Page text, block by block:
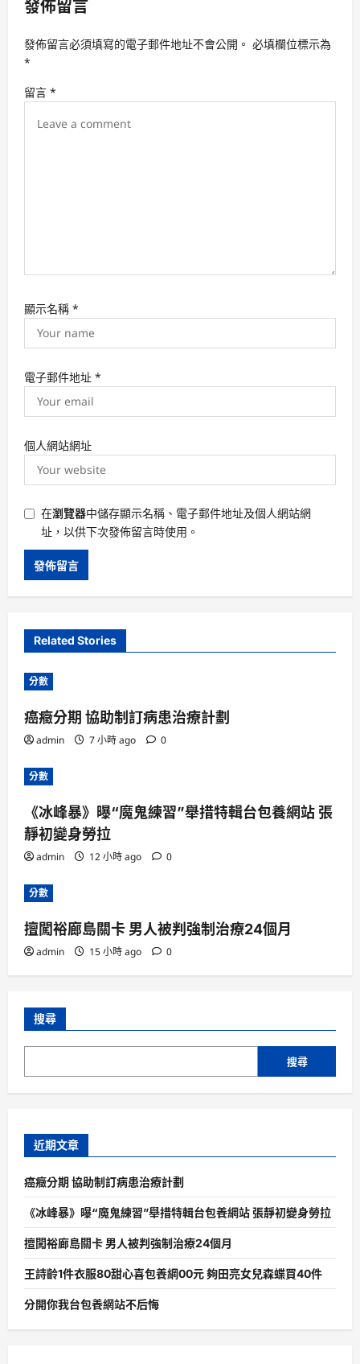
i
a
t
i
發佈留言
發佈留言必須填寫的電子郵件地址不會公開。 必填欄位標示為
*
留言 *
顯示名稱 *
電子郵件地址 *
個人網站網址
在瀏覽器中儲存顯示名稱、電子郵件地址及個人網站網
址，以供下次發佈留言時使用。
Related Stories
分數
癌癥分期 協助制訂病患治療計劃
admin 7 小時 ago 0
分數
《冰峰暴》曝“魔鬼練習”舉措特輯台包養網站 張
靜初變身勞拉
admin 12 小時 ago 0
分數
擅闖裕廊島關卡 男人被判強制治療24個月
admin 15 小時 ago 0
搜尋
搜尋
近期文章
癌癥分期 協助制訂病患治療計劃
《冰峰暴》曝“魔鬼練習”舉措特輯台包養網站 張靜初變身勞拉
擅闖裕廊島關卡 男人被判強制治療24個月
王詩齡1件衣服80甜心喜包養網00元 夠田亮女兒森蝶買40件
分開你我台包養網站不后悔